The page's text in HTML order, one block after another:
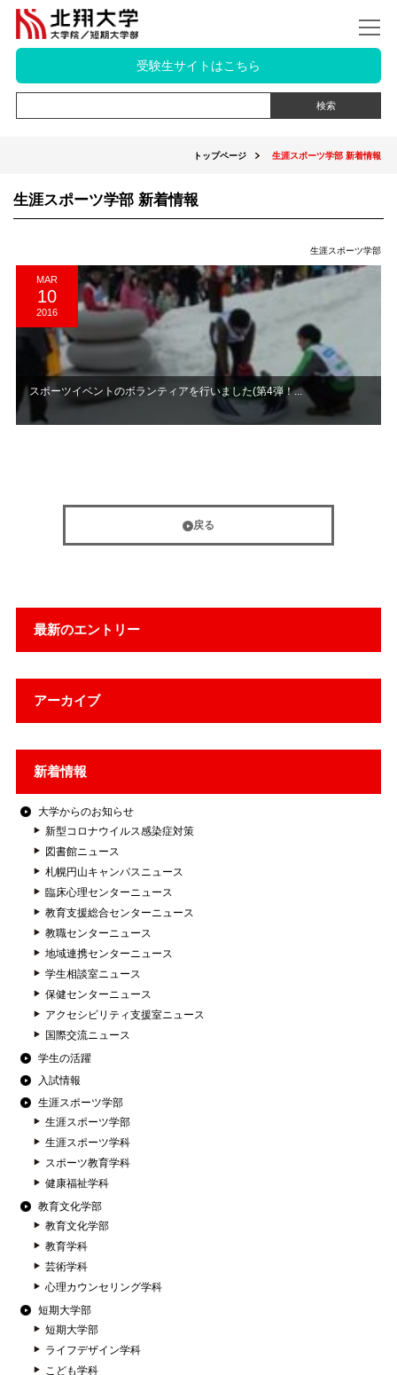
受験生サイトはこちら
トップページ 生涯スポーツ学部 新着情報
最新のエントリー
アーカイブ
新着情報
大学からのお知らせ
新型コロナウイルス感染症対策
図書館ニュース
札幌円山キャンパスニュース
臨床心理センターニュース
教育支援総合センターニュース
教職センターニュース
地域連携センターニュース
学生相談室ニュース
保健センターニュース
アクセシビリティ支援室ニュース
国際交流ニュース
学生の活躍
入試情報
生涯スポーツ学部
生涯スポーツ学部
生涯スポーツ学科
スポーツ教育学科
健康福祉学科
教育文化学部
教育文化学部
教育学科
芸術学科
心理カウンセリング学科
短期大学部
短期大学部
ライフデザイン学科
こども学科
生涯スポーツ学部 新着情報
生涯スポーツ学部
MAR
10
2016
スポーツイベントのボランティアを行いました(第4弾！...
戻る